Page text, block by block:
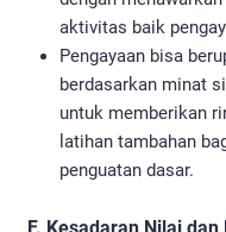
aktivitas baik
Pengayaan bisa
berdasarkan minat
untuk memberikan
latihan tambahan
penguatan dasar.
F. Kesadaran Nilai